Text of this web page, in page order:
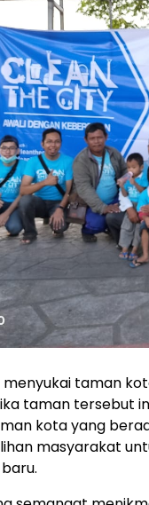
taman
taman tersebut
kota yang
masyarakat